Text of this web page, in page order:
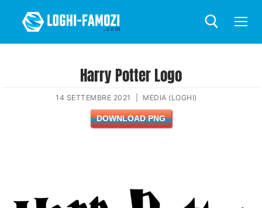
Harry Potter Logo
14 SETTEMBRE 2021 MEDIA (LOGHI)
DOWNLOAD PNG